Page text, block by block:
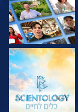
בדוק את הסדרה